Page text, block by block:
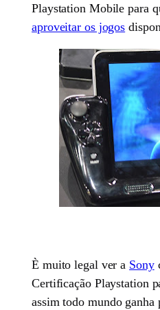
Playstation Mobile para
aproveitar os jogos
È muito legal ver a Sony
Certificação Playstation
assim todo mundo ganha